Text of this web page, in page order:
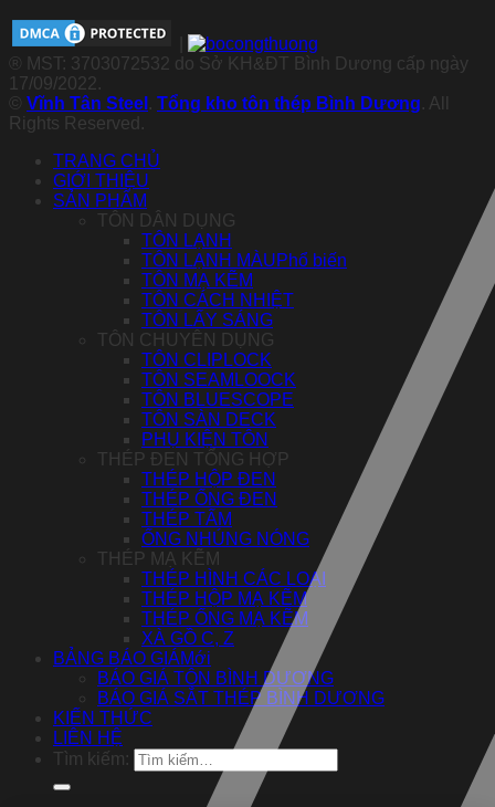
® MST: 3703072532 do Sở KH&ĐT Bình Dương cấp ngày
17/09/2022.
© Vĩnh Tân Steel . Tổng kho tôn thép Bình Dương. All
Rights Reserved.
TRANG CHỦ
GIỚI THIỆU
SẢN PHẨM
TÔN DÂN DỤNG
TÔN LẠNH
TÔN LẠNH MÀU
TÔN MẠ KẼM
TÔN CÁCH NHIỆT
TÔN LẤY SÁNG
TÔN CHUYÊN DỤNG
TÔN CLIPLOCK
TÔN SEAMLOOCK
TÔN BLUESCOPE
TÔN SÀN DECK
PHỤ KIỆN TÔN
THÉP ĐEN TỔNG HỢP
THÉP HỘP ĐEN
THÉP ỐNG ĐEN
THÉP TẤM
ỐNG NHÚNG NÓNG
THÉP MẠ KẼM
THÉP HÌNH CÁC LOẠI
THÉP HỘP MẠ KẼM
THÉP ỐNG MẠ KẼM
XÀ GỒ C, Z
BẢNG BÁO GIÁ
BÁO GIÁ TÔN BÌNH DƯƠNG
BÁO GIÁ SẮT THÉP BÌNH DƯƠNG
KIẾN THỨC
LIÊN HỆ
Tìm kiếm: